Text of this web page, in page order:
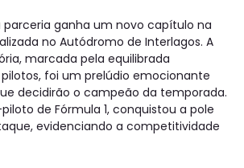
parceria ganha um novo capítulo na
no Autódromo de Interlagos. A
marcada pela equilibrada
foi um prelúdio emocionante
decidirão o campeão da temporada.
de Fórmula 1, conquistou a pole
evidenciando a competitividade